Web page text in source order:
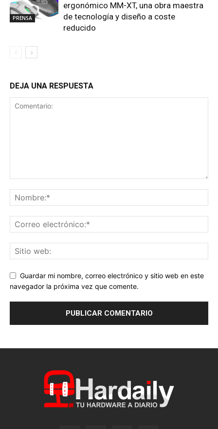
PRENSA
ergonómico MM-XT, una obra maestra
de tecnología y diseño a coste
reducido
DEJA UNA RESPUESTA
Guardar mi nombre, correo electrónico y sitio web en este
navegador la próxima vez que comente.